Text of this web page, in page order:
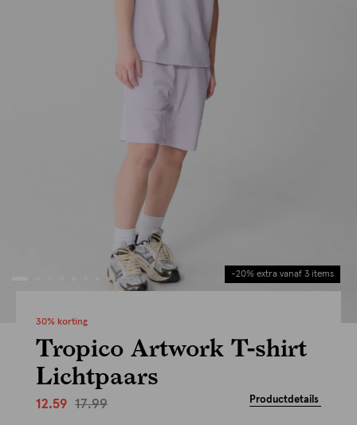
-20% extra vanaf 3 items
30% korting
Tropico Artwork T-shirt
Lichtpaars
12.59 17.99 Productdetails